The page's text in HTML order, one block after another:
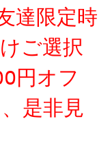
達限定時
ご選択
円オフ
是非見